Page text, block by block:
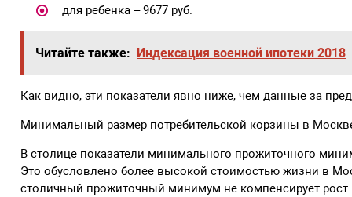
для ребенка – 9677 руб.
Читайте также: Индексация военной ипотеки 2018
Как видно, эти показатели явно ниже, чем данные за
Минимальный размер потребительской корзины в
В столице показатели минимального прожиточного
Это обусловлено более высокой стоимостью жизни в
столичный прожиточный минимум не компенсирует